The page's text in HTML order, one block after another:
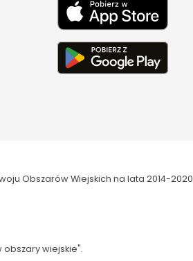
Obszarów Wiejskich na lata 2014-2020
obszary wiejskie".